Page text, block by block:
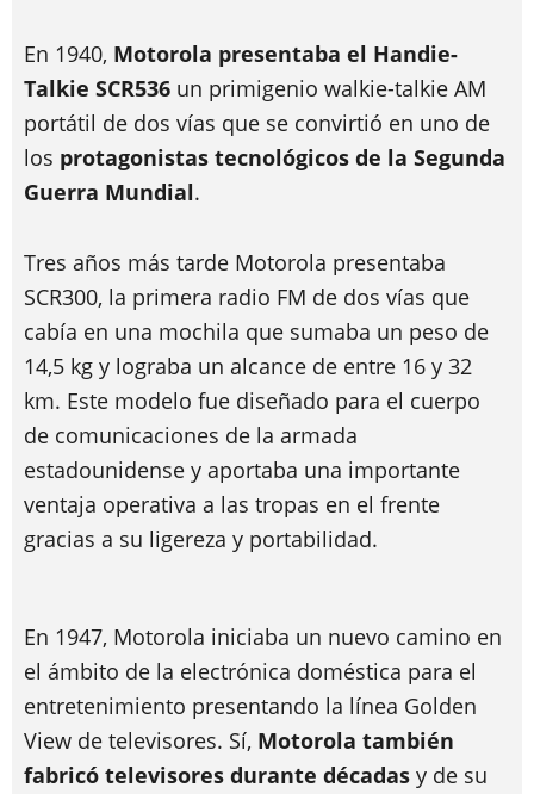
En 1940, Motorola presentaba el Handie-
Talkie SCR536 un primigenio walkie-talkie AM
portátil de dos vías que se convirtió en uno de
los protagonistas tecnológicos de la Segunda
Guerra Mundial.
Tres años más tarde Motorola presentaba
SCR300, la primera radio FM de dos vías que
cabía en una mochila que sumaba un peso de
14,5 kg y lograba un alcance de entre 16 y 32
km. Este modelo fue diseñado para el cuerpo
de comunicaciones de la armada
estadounidense y aportaba una importante
ventaja operativa a las tropas en el frente
gracias a su ligereza y portabilidad.
En 1947, Motorola iniciaba un nuevo camino en
el ámbito de la electrónica doméstica para el
entretenimiento presentando la línea Golden
View de televisores. Sí, Motorola también
fabricó televisores durante décadas y de su